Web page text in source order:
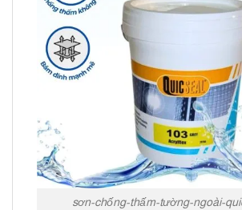
sơn-chống-thấm-tường-ngoài-